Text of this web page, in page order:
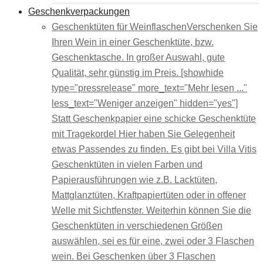
Geschenkverpackungen
Geschenktüten für WeinflaschenVerschenken Sie
Ihren Wein in einer Geschenktüte, bzw.
Geschenktasche. In großer Auswahl, gute
Qualität, sehr günstig im Preis. [showhide
type="pressrelease" more_text="Mehr lesen ..."
less_text="Weniger anzeigen" hidden="yes"]
Statt Geschenkpapier eine schicke Geschenktüte
mit Tragekordel Hier haben Sie Gelegenheit
etwas Passendes zu finden. Es gibt bei Villa Vitis
Geschenktüten in vielen Farben und
Papierausführungen wie z.B. Lacktüten,
Mattglanztüten, Kraftpapiertüten oder in offener
Welle mit Sichtfenster. Weiterhin können Sie die
Geschenktüten in verschiedenen Größen
auswählen, sei es für eine, zwei oder 3 Flaschen
wein. Bei Geschenken über 3 Flaschen